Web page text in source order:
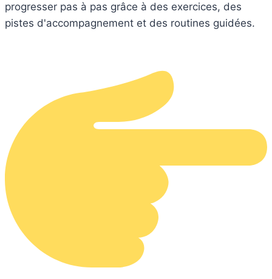
progresser pas à pas grâce à des exercices, des
pistes d'accompagnement et des routines guidées.